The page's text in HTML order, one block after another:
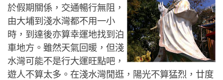
於假期關係，交通暢行無阻，
由大埔到淺水灣都不用一小
時，到達後亦算幸運地找到泊
車地方。雖然天氣回暖，但淺
水灣可能不是行大運旺點吧，
遊人不算太多。在淺水灣閒逛，陽光不算猛烈，廿度